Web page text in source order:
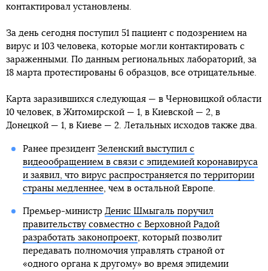
контактировал установлены.
За день сегодня поступил 51 пациент с подозрением на
вирус и 103 человека, которые могли контактировать с
зараженными. По данным региональных лабораторий, за
18 марта протестированы 6 образцов, все отрицательные.
Карта заразившихся следующая — в Черновицкой области
10 человек, в Житомирской — 1, в Киевской — 2, в
Донецкой — 1, в Киеве — 2. Летальных исходов также два.
Ранее президент Зеленский выступил с
видеообращением в связи с эпидемией коронавируса
и заявил, что вирус распространяется по территории
страны медленнее, чем в остальной Европе.
Премьер-министр Денис Шмыгаль поручил
правительству совместно с Верховной Радой
разработать законопроект, который позволит
передавать полномочия управлять страной от
«одного органа к другому» во время эпидемии